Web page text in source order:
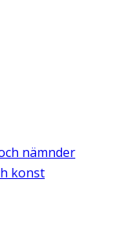
nämnder
konst